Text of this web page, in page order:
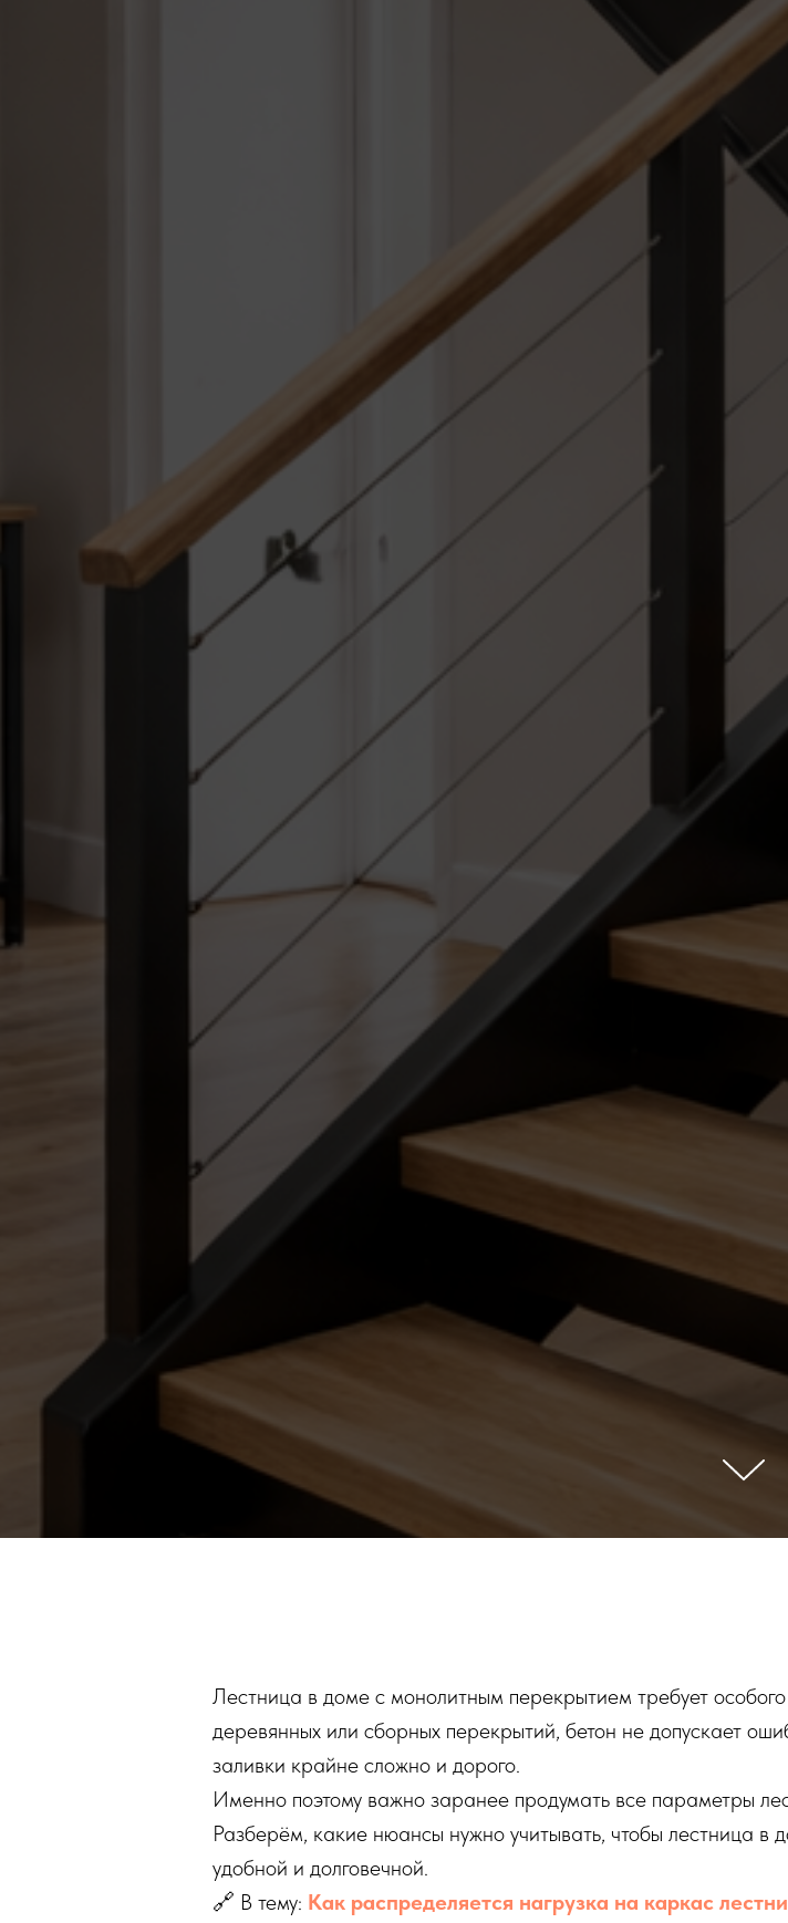
Лестница в доме с монолитным перекрытием требует
деревянных или сборных перекрытий, бетон не допускает
заливки крайне сложно и дорого.
Именно поэтому важно заранее продумать все параметры
Разберём, какие нюансы нужно учитывать, чтобы лестница
удобной и долговечной.
🔗 В тему: Как распределяется нагрузка на каркас